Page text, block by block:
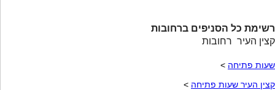
רשימת כל הסניפים ברחובות
קצין העיר רחובות
שעות פתיחה >
קצין העיר שעות פתיחה >